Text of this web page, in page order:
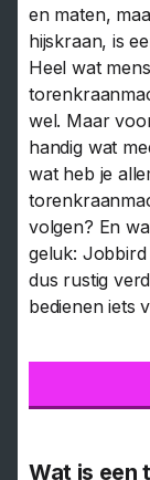
en maten,
hijskraan, is
Heel wat
wel. Maar
handig wat
wat heb je
volgen? En
geluk:
dus rustig
bedienen iets
Wat is een